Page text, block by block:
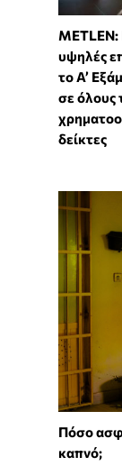
METLEN:
υψηλές
το Α’
σε όλους
δείκτες
Πόσο
καπνό;